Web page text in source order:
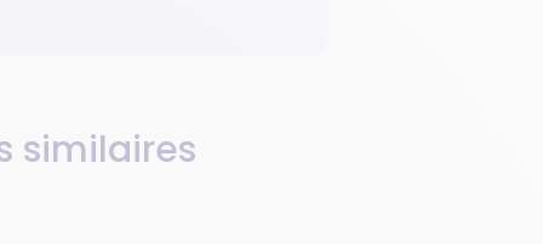
similaires